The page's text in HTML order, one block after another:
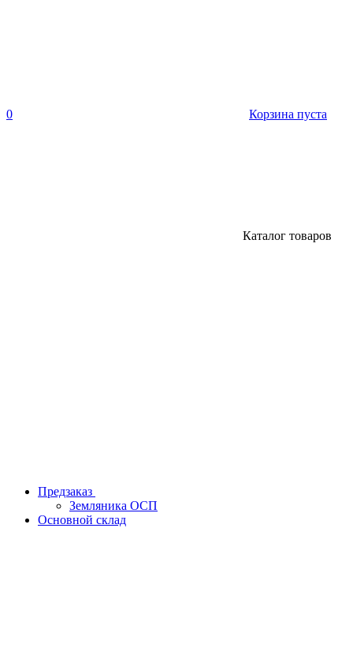
0 Корзина пуста
Каталог товаров
Предзаказ
Земляника ОСП
Основной склад